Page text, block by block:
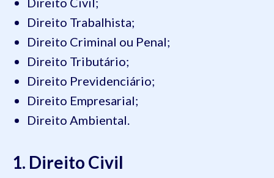
Direito Trabalhista;
Direito Criminal ou Penal;
Direito Tributário;
Direito Previdenciário;
Direito Empresarial;
Direito Ambiental.
1. Direito Civil